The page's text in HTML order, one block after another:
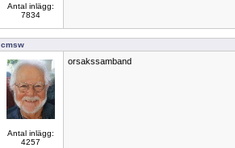
Antal inlägg:
7834
cmsw
Antal inlägg:
4257
orsakssamband